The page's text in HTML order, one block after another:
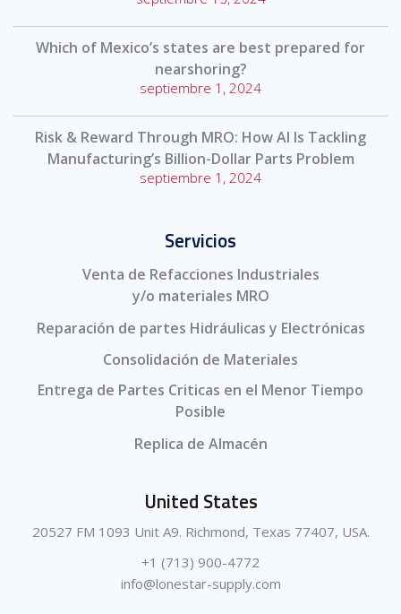
Which of Mexico’s states are best prepared for
nearshoring?
septiembre 1, 2024
Risk & Reward Through MRO: How AI Is Tackling
Manufacturing’s Billion-Dollar Parts Problem
septiembre 1, 2024
Servicios
Venta de Refacciones Industriales
y/o materiales MRO
Reparación de partes Hidráulicas y Electrónicas
Consolidación de Materiales
Entrega de Partes Criticas en el Menor Tiempo
Posible
Replica de Almacén
United States
20527 FM 1093 Unit A9. Richmond, Texas 77407, USA.
+1 (713) 900-4772
info@lonestar-supply.com